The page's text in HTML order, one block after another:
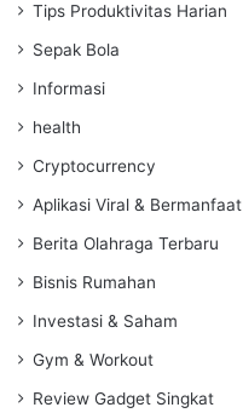
Tips Produktivitas Harian
Sepak Bola
Informasi
health
Cryptocurrency
Aplikasi Viral & Bermanfaat
Berita Olahraga Terbaru
Bisnis Rumahan
Investasi & Saham
Gym & Workout
Review Gadget Singkat